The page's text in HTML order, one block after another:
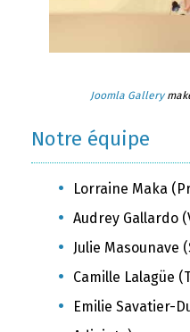
Joomla Gallery
Notre équipe
Lorraine Maka
Audrey Gallardo
Julie Masounave
Camille Lalagüe
Emilie Savatier-